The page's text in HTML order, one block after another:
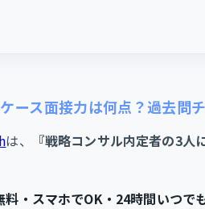
ース面接力は何点？過去問
は、 『戦略コンサル内定者の3人
料・スマホでOK・24時間いつで